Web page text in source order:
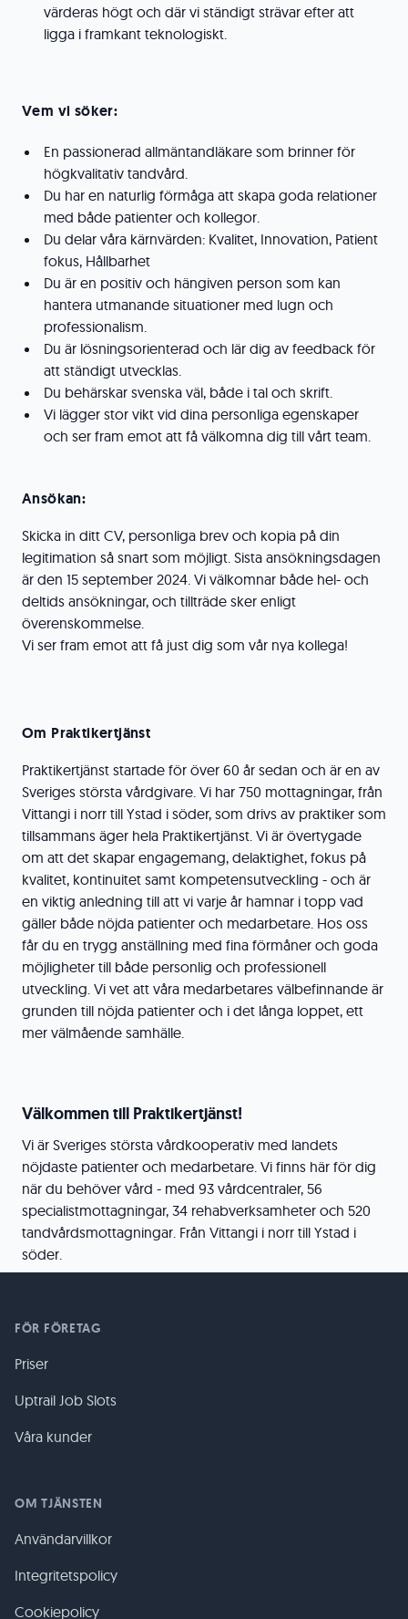
värderas högt och där vi ständigt strävar efter att
ligga i framkant teknologiskt.
Vem vi söker:
En passionerad allmäntandläkare som brinner för
högkvalitativ tandvård.
Du har en naturlig förmåga att skapa goda relationer
med både patienter och kollegor.
Du delar våra kärnvärden: Kvalitet, Innovation, Patient
fokus, Hållbarhet
Du är en positiv och hängiven person som kan
hantera utmanande situationer med lugn och
professionalism.
Du är lösningsorienterad och lär dig av feedback för
att ständigt utvecklas.
Du behärskar svenska väl, både i tal och skrift.
Vi lägger stor vikt vid dina personliga egenskaper
och ser fram emot att få välkomna dig till vårt team.
Ansökan:
Skicka in ditt CV, personliga brev och kopia på din
legitimation så snart som möjligt. Sista ansökningsdagen
är den 15 september 2024. Vi välkomnar både hel- och
deltids ansökningar, och tillträde sker enligt
överenskommelse.
Vi ser fram emot att få just dig som vår nya kollega!
Om Praktikertjänst
Praktikertjänst startade för över 60 år sedan och är en av
Sveriges största vårdgivare. Vi har 750 mottagningar, från
Vittangi i norr till Ystad i söder, som drivs av praktiker som
tillsammans äger hela Praktikertjänst. Vi är övertygade
om att det skapar engagemang, delaktighet, fokus på
kvalitet, kontinuitet samt kompetensutveckling - och är
en viktig anledning till att vi varje år hamnar i topp vad
gäller både nöjda patienter och medarbetare. Hos oss
får du en trygg anställning med fina förmåner och goda
möjligheter till både personlig och professionell
utveckling. Vi vet att våra medarbetares välbefinnande är
grunden till nöjda patienter och i det långa loppet, ett
mer välmående samhälle.
Välkommen till Praktikertjänst!
Vi är Sveriges största vårdkooperativ med landets
nöjdaste patienter och medarbetare. Vi finns här för dig
när du behöver vård - med 93 vårdcentraler, 56
specialistmottagningar, 34 rehabverksamheter och 520
tandvårdsmottagningar. Från Vittangi i norr till Ystad i
söder.
FÖR FÖRETAG
Priser
Uptrail Job Slots
Våra kunder
OM TJÄNSTEN
Användarvillkor
Integritetspolicy
Cookiepolicy